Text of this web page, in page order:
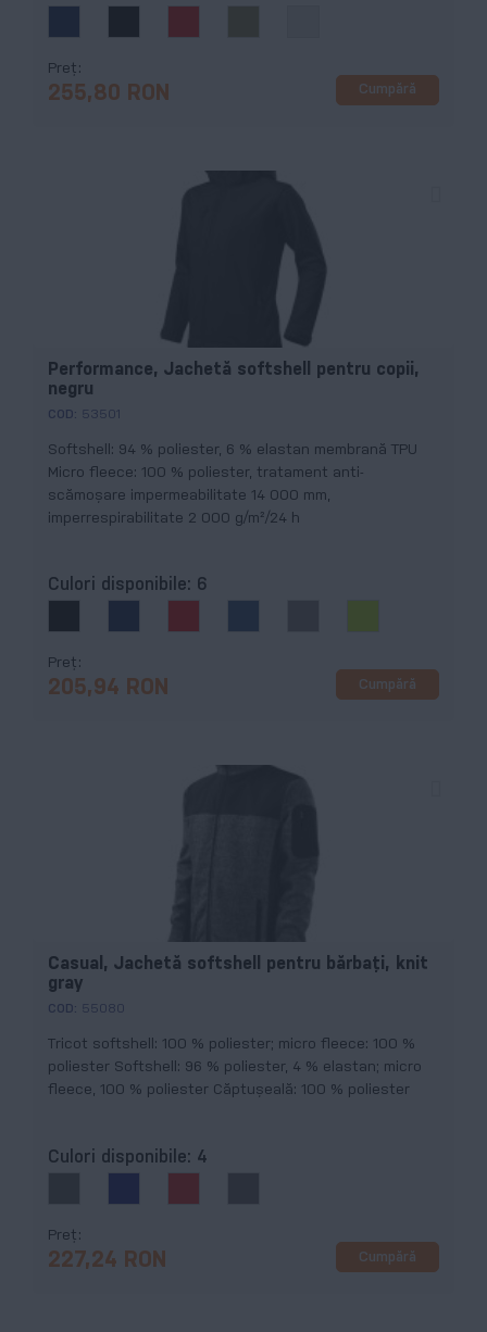
Preț
255,80 RON Cumpără
Performance, Jachetă softshell pentru copii,
negru
COD: 53501
Softshell: 94 % poliester, 6 % elastan membrană TPU
Micro fleece: 100 % poliester, tratament anti-
scămoșare impermeabilitate 14 000 mm,
imperrespirabilitate 2 000 g/m²/24 h
Culori disponibile: 6
Preț
205,94 RON Cumpără
Casual, Jachetă softshell pentru bărbaţi, knit
gray
COD: 55080
Tricot softshell: 100 % poliester; micro fleece: 100 %
poliester Softshell: 96 % poliester, 4 % elastan; micro
fleece, 100 % poliester Căptușeală: 100 % poliester
Culori disponibile: 4
Preț
227,24 RON Cumpără